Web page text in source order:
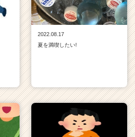
2022.08.17
夏を満喫したい!